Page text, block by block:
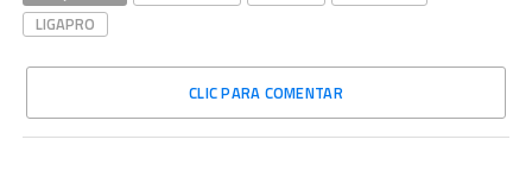
LIGAPRO
CLIC PARA COMENTAR